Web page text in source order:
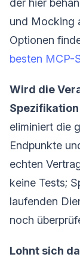
und Mocking
Optionen
besten MCP-
Wird die
eliminiert die
Endpunkte
echten
keine Tests;
laufenden
noch
Lohnt sich